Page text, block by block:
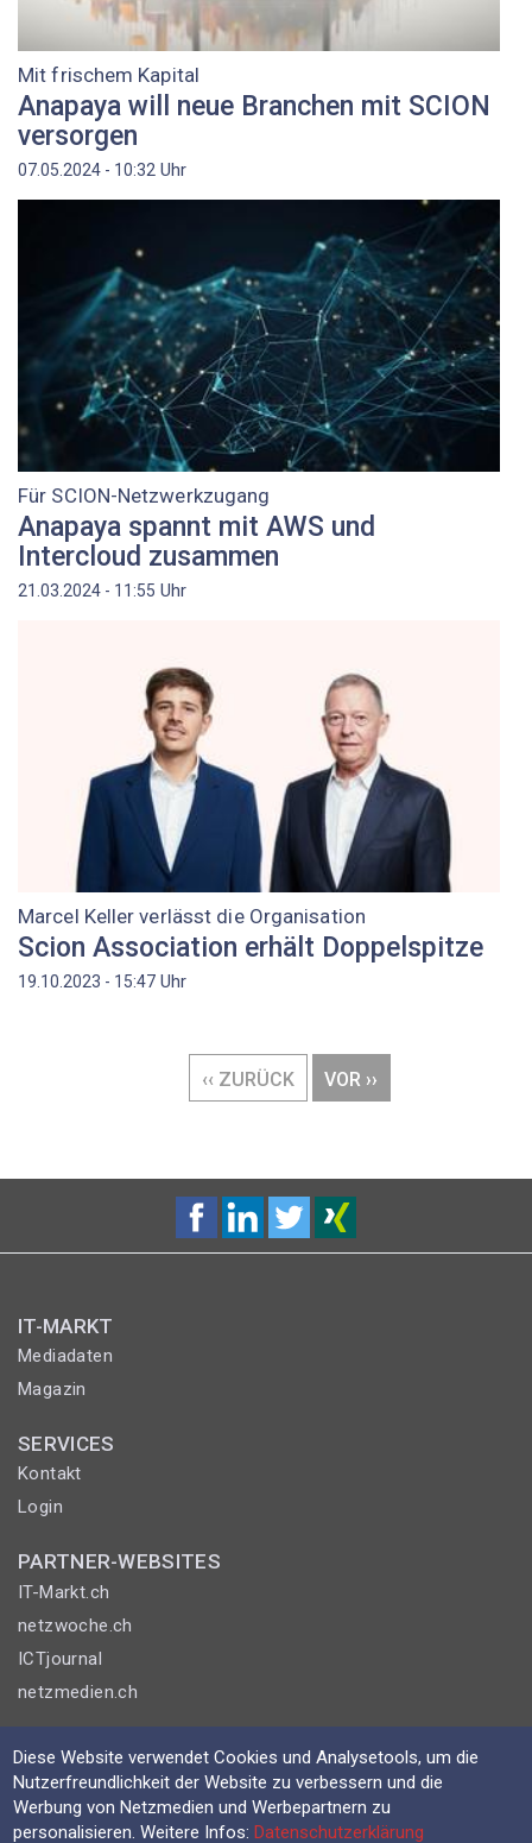
Mit frischem Kapital
Anapaya will neue Branchen mit SCION
versorgen
07.05.2024 - 10:32 Uhr
Für SCION-Netzwerkzugang
Anapaya spannt mit AWS und
Intercloud zusammen
21.03.2024 - 11:55 Uhr
Marcel Keller verlässt die Organisation
Scion Association erhält Doppelspitze
19.10.2023 - 15:47 Uhr
VORHERIGE
‹‹ ZURÜCK
NÄCHSTE
VOR ››
IT-MARKT
Mediadaten
Magazin
SERVICES
Kontakt
Login
PARTNER-WEBSITES
IT-Markt.ch
netzwoche.ch
ICTjournal
netzmedien.ch
© NETZMEDIEN AG 2026
Impressum
AGB
Diese Website verwendet Cookies und Analysetools, um die
Nutzerfreundlichkeit der Website zu verbessern und die
Werbung von Netzmedien und Werbepartnern zu
personalisieren. Weitere Infos:Datenschutzerklärung